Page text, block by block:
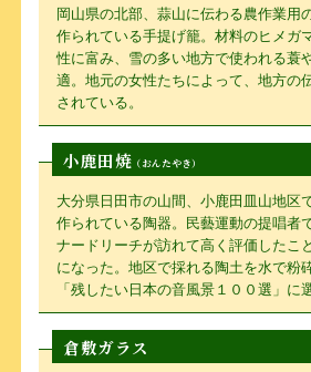
岡山県の北部、蒜山に伝わる農作業用
作られている手提げ籠。材料のヒメガ
性に富み、雪の多い地方で使われる蓑
適。地元の女性たちによって、地方の
されている。
小鹿田焼 （おんたやき）
大分県日田市の山間、小鹿田皿山地区
作られている陶器。民藝運動の提唱者
ナードリーチが訪れて高く評価したこ
になった。地区で採れる陶土を水で粉
「残したい日本の音風景１００選」に
倉敷ガラス